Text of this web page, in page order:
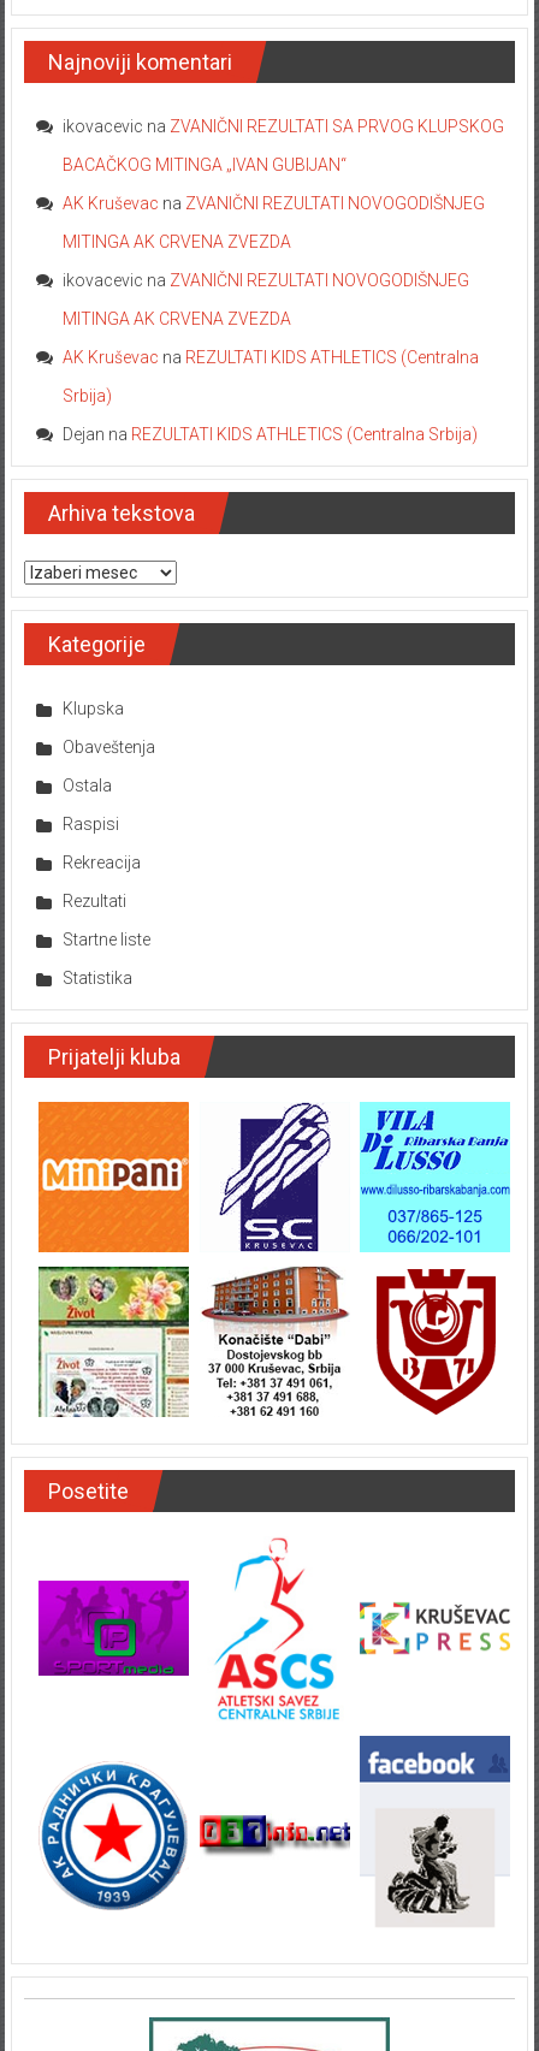
Najnoviji komentari
ikovacevic na ZVANIČNI REZULTATI SA PRVOG KLUPSKOG
BACAČKOG MITINGA „IVAN GUBIJAN“
AK Kruševac na ZVANIČNI REZULTATI NOVOGODIŠNJEG
MITINGA AK CRVENA ZVEZDA
ikovacevic na ZVANIČNI REZULTATI NOVOGODIŠNJEG
MITINGA AK CRVENA ZVEZDA
AK Kruševac na REZULTATI KIDS ATHLETICS (Centralna
Srbija)
Dejan na REZULTATI KIDS ATHLETICS (Centralna Srbija)
Arhiva tekstova
Arhiva tekstova
Kategorije
Klupska
Obaveštenja
Ostala
Raspisi
Rekreacija
Rezultati
Startne liste
Statistika
Prijatelji kluba
Posetite